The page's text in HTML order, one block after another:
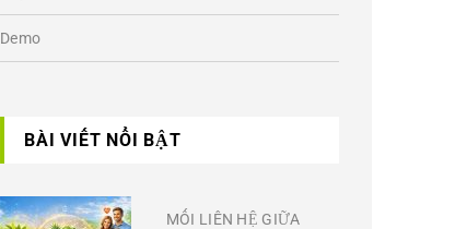
Demo
BÀI VIẾT NỔI BẬT
MỐI LIÊN HỆ GIỮA